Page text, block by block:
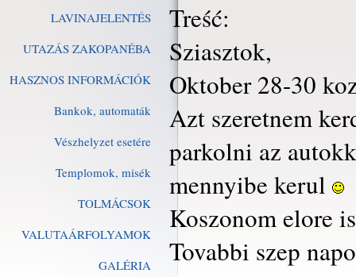
LAVINAJELENTÉS
UTAZÁS ZAKOPANÉBA
HASZNOS INFORMÁCIÓK
Bankok, automaták
Vészhelyzet esetére
Templomok, misék
TOLMÁCSOK
VALUTAÁRFOLYAMOK
GALÉRIA
Treść:
Sziasztok,
Oktober 28-30
Azt szeretnem
parkolni az
mennyibe kerul
Koszonom elore
Tovabbi szep